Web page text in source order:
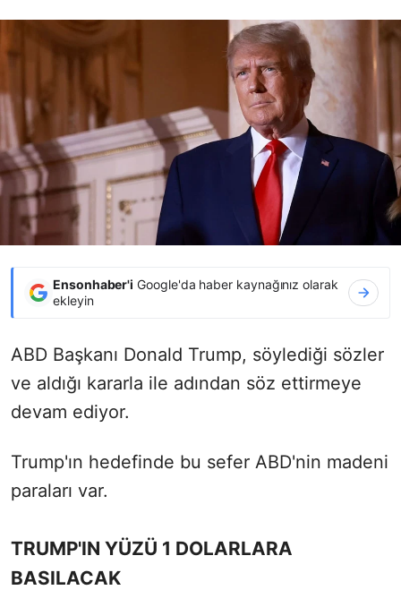
Ensonhaber'i Google'da haber kaynağınız olarak
ekleyin
ABD Başkanı Donald Trump, söylediği sözler
ve aldığı kararla ile adından söz ettirmeye
devam ediyor.
Trump'ın hedefinde bu sefer ABD'nin madeni
paraları var.
TRUMP'IN YÜZÜ 1 DOLARLARA
BASILACAK